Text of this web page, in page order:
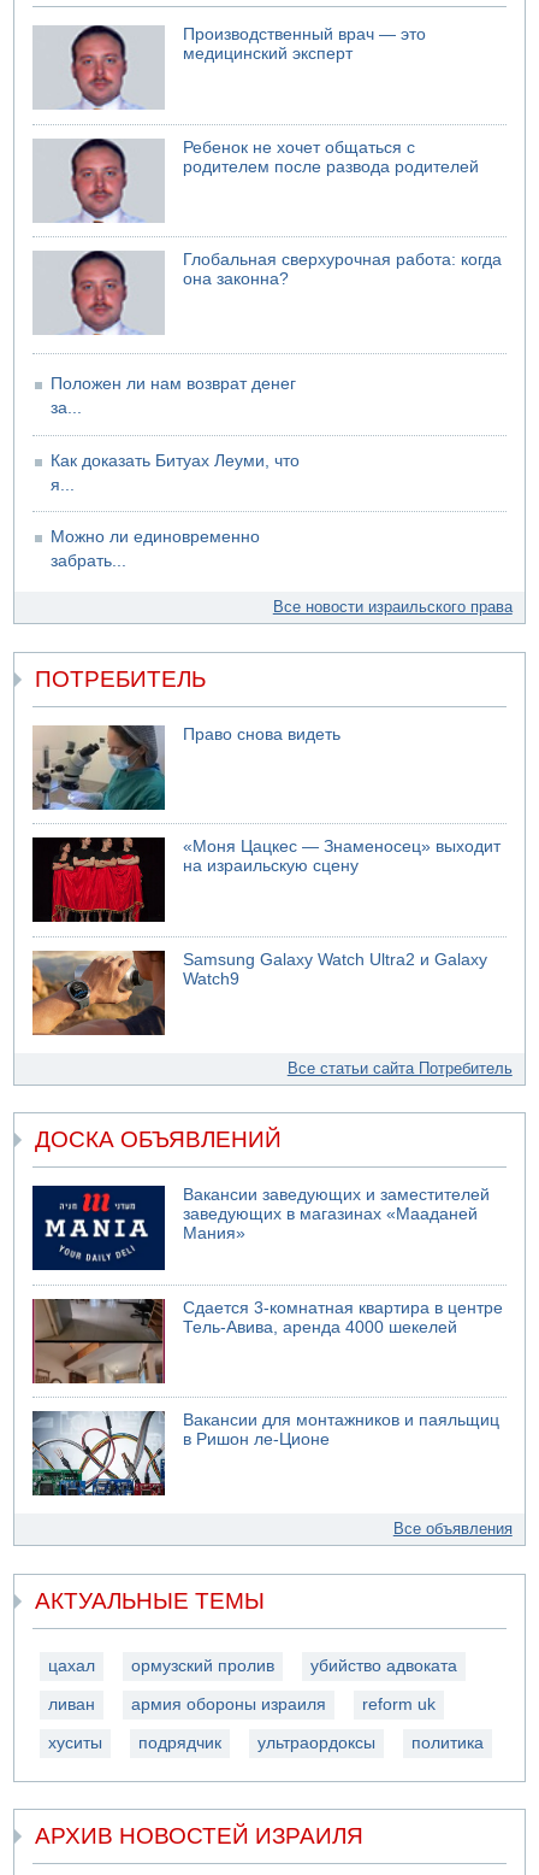
Троих подростков унесло течением на Кинерете
04.08.2026 08:45
Атака на склады в Подмосковье и Ленинградской
области
Производственный врач — это
медицинский эксперт
Ребенок не хочет общаться с
родителем после развода родителей
Глобальная сверхурочная работа: когда
она законна?
Положен ли нам возврат денег
за...
Как доказать Битуах Леуми, что
я...
Можно ли единовременно
забрать...
Все новости израильского права
ПОТРЕБИТЕЛЬ
Право снова видеть
«Моня Цацкес — Знаменосец» выходит
на израильскую сцену
Samsung Galaxy Watch Ultra2 и Galaxy
Watch9
Все статьи сайта Потребитель
ДОСКА ОБЪЯВЛЕНИЙ
Вакансии заведующих и заместителей
заведующих в магазинах «Мааданей
Мания»
Сдается 3-комнатная квартира в центре
Тель-Авива, аренда 4000 шекелей
Вакансии для монтажников и паяльщиц
в Ришон ле-Ционе
Все объявления
АКТУАЛЬНЫЕ ТЕМЫ
цахал ормузский пролив убийство адвоката
ливан армия обороны израиля reform uk
хуситы подрядчик ультраордоксы политика
АРХИВ НОВОСТЕЙ ИЗРАИЛЯ